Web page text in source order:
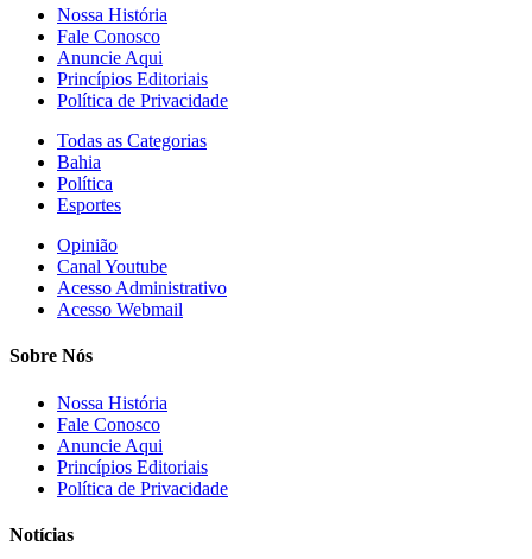
Nossa História
Fale Conosco
Anuncie Aqui
Princípios Editoriais
Política de Privacidade
Todas as Categorias
Bahia
Política
Esportes
Opinião
Canal Youtube
Acesso Administrativo
Acesso Webmail
Sobre Nós
Nossa História
Fale Conosco
Anuncie Aqui
Princípios Editoriais
Política de Privacidade
Notícias